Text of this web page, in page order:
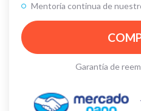
Mentoría continua de
Garantía de